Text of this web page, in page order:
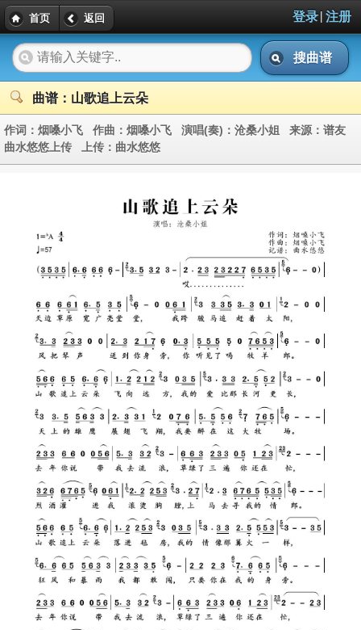
首页 返回 登录| 注册
搜曲谱
曲谱：山歌追上云朵
作词： 烟嗓小飞 作曲： 烟嗓小飞 演唱(奏)： 沧桑小姐 来源： 谱友
曲水悠悠上传 上传： 曲水悠悠